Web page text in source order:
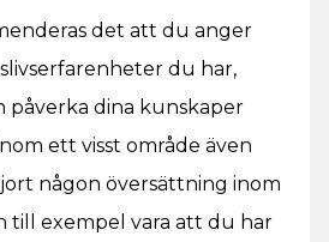
det att du anger
du har,
påverka dina kunskaper
ett visst område även
någon översättning inom
till exempel vara att du har